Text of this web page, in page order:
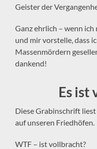
Geister der
Ganz ehrlich – wenn ich
und mir vorstelle, dass
Massenmördern
dankend!
Es ist
Diese Grabinschrift
auf unseren Friedhöfen.
WTF – ist vollbracht?